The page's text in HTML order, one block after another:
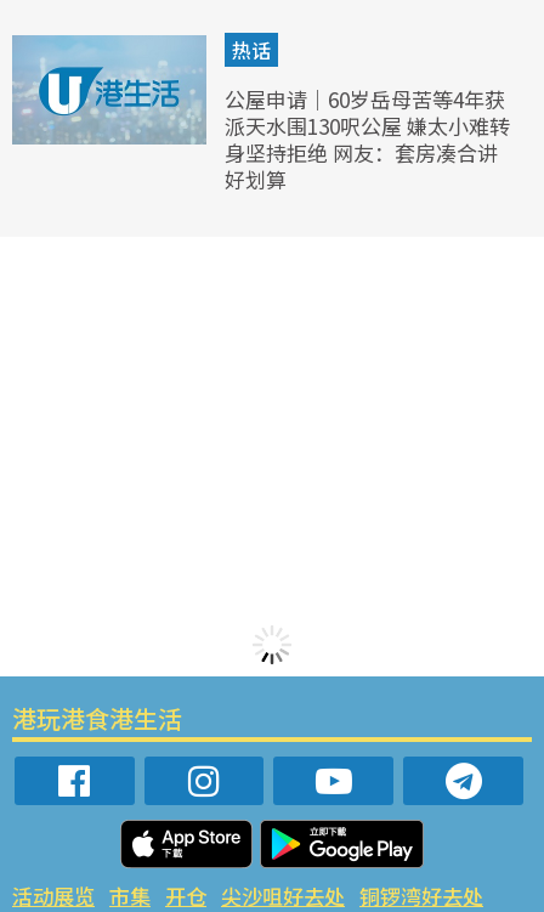
热话
公屋申请｜60岁岳母苦等4年获
派天水围130呎公屋 嫌太小难转
身坚持拒绝 网友：套房凑合讲
好划算
港玩港食港生活
活动展览 市集 开仓 尖沙咀好去处 铜锣湾好去处